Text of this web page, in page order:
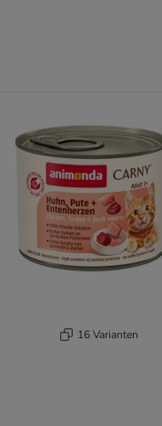
16 Varianten